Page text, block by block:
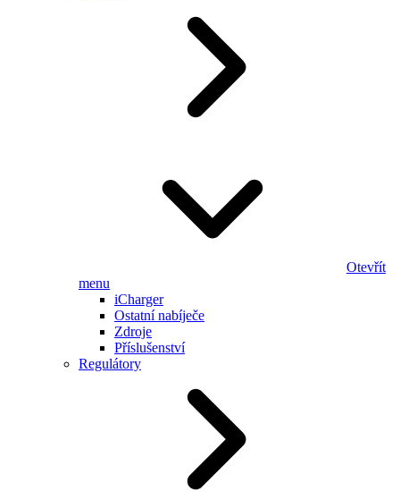
Otevřít
menu
iCharger
Ostatní nabíječe
Zdroje
Příslušenství
Regulátory